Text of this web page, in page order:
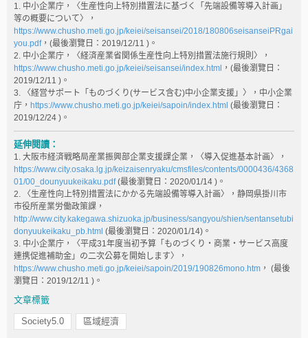
1. 中小企業庁，〈生産性向上特別措置法に基づく「先端設備等導入計画」
等の概要について〉，
https://www.chusho.meti.go.jp/keiei/seisansei/2018/180806seisanseiPRgai
you.pdf，(最後瀏覽日：2019/12/11 )。
2. 中小企業庁，〈経済産業省関係生産性向上特別措置法施行規則〉，
https://www.chusho.meti.go.jp/keiei/seisansei/index.html ，(最後瀏覽日：
2019/12/11 )。
3. 〈経営サポート「ものづくり(サービス含む)中小企業支援」〉，中小企業
庁， https://www.chusho.meti.go.jp/keiei/sapoin/index.html (最後瀏覽日：
2019/12/24 )。
延伸閱讀：
1. 大阪市経済戦略局産業振興部企業支援課企業，〈導入促進基本計画〉，
https://www.city.osaka.lg.jp/keizaisenryaku/cmsfiles/contents/0000436/4368
01/00_dounyuukeikaku.pdf(最後瀏覽日：2020/01/14 )。
2. 〈生産性向上特別措置法にかかる先端設備等導入計画〉，静岡県掛川市
市役所産業労働政策課，
http://www.city.kakegawa.shizuoka.jp/business/sangyou/shien/sentansetubi
donyuukeikaku_pb.html (最後瀏覽日：2020/01/14)。
3. 中小企業庁，〈平成31年度当初予算「ものづくり・商業・サービス高度
連携促進補助金」の二次公募を開始します〉，
https://www.chusho.meti.go.jp/keiei/sapoin/2019/190826mono.htm ， (最後
瀏覽日：2019/12/11 )。
文章標籤
Society5.0 區域經濟